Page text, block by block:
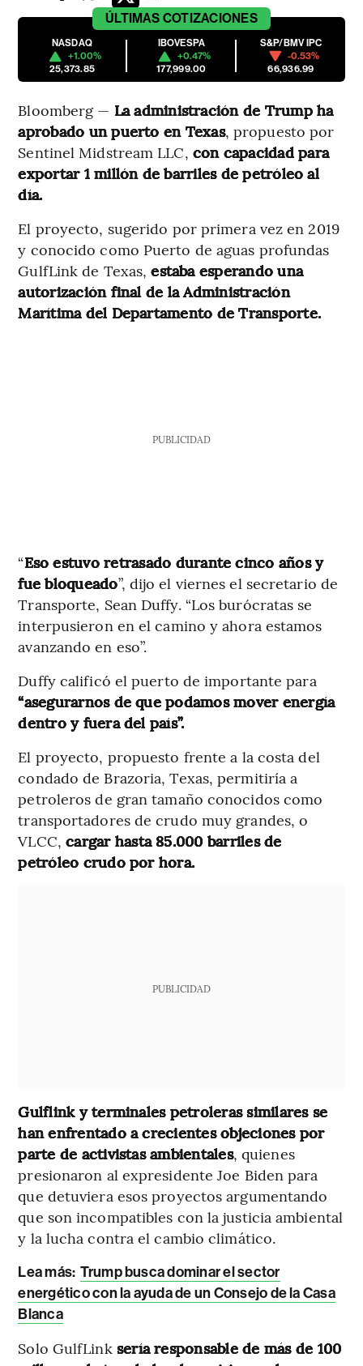
ÚLTIMAS COTIZACIONES
NASDAQ
+1.00%
25,373.85
IBOVESPA
+0.47%
177,999.00
S&P/BMV IPC
-0.53%
66,936.99
Bloomberg — La administración de Trump ha
aprobado un puerto en Texas, propuesto por
Sentinel Midstream LLC, con capacidad para
exportar 1 millón de barriles de petróleo al
día.
El proyecto, sugerido por primera vez en 2019
y conocido como Puerto de aguas profundas
GulfLink de Texas,estaba esperando una
autorización final de la Administración
Marítima del Departamento de Transporte.
PUBLICIDAD
“Eso estuvo retrasado durante cinco años y
fue bloqueado”, dijo el viernes el secretario de
Transporte, Sean Duffy. “Los burócratas se
interpusieron en el camino y ahora estamos
avanzando en eso”.
Duffy calificó el puerto de importante para
“asegurarnos de que podamos mover energía
dentro y fuera del país”.
El proyecto, propuesto frente a la costa del
condado de Brazoria, Texas, permitiría a
petroleros de gran tamaño conocidos como
transportadores de crudo muy grandes, o
VLCC, cargar hasta 85.000 barriles de
petróleo crudo por hora.
PUBLICIDAD
Gulflink y terminales petroleras similares se
han enfrentado a crecientes objeciones por
parte de activistas ambientales, quienes
presionaron al expresidente Joe Biden para
que detuviera esos proyectos argumentando
que son incompatibles con la justicia ambiental
y la lucha contra el cambio climático.
Lea más: Trump busca dominar el sector
energético con la ayuda de un Consejo de la Casa
Blanca
Solo GulfLink sería responsable de más de 100